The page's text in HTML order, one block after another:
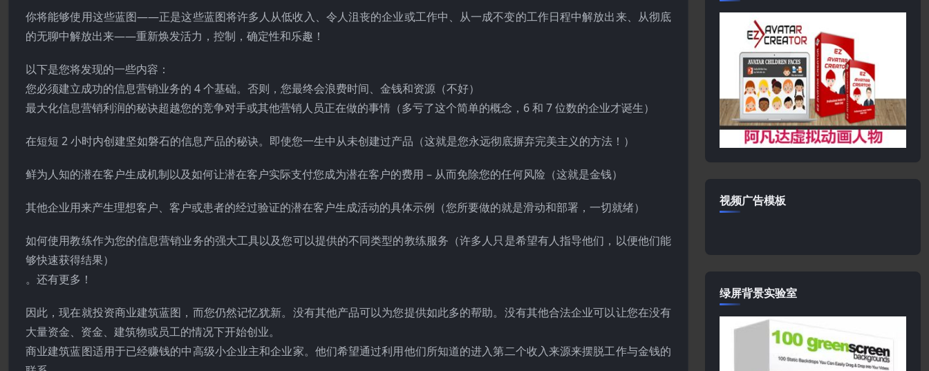
你将能够使用这些蓝图——正是这些蓝图将许多人从低收入、令人沮丧的企业或工作中、从一成不变的工作日程中解放出来、从彻底
的无聊中解放出来——重新焕发活力，控制，确定性和乐趣！
以下是您将发现的一些内容：
您必须建立成功的信息营销业务的 4 个基础。否则，您最终会浪费时间、金钱和资源（不好）
最大化信息营销利润的秘诀超越您的竞争对手或其他营销人员正在做的事情（多亏了这个简单的概念，6 和 7 位数的企业才诞生）
在短短 2 小时内创建坚如磐石的信息产品的秘诀。即使您一生中从未创建过产品（这就是您永远彻底摒弃完美主义的方法！）
鲜为人知的潜在客户生成机制以及如何让潜在客户实际支付您成为潜在客户的费用 – 从而免除您的任何风险（这就是金钱）
其他企业用来产生理想客户、客户或患者的经过验证的潜在客户生成活动的具体示例（您所要做的就是滑动和部署，一切就绪）
如何使用教练作为您的信息营销业务的强大工具以及您可以提供的不同类型的教练服务（许多人只是希望有人指导他们，以便他们能
够快速获得结果）
。还有更多！
因此，现在就投资商业建筑蓝图，而您仍然记忆犹新。没有其他产品可以为您提供如此多的帮助。没有其他合法企业可以让您在没有
大量资金、资金、建筑物或员工的情况下开始创业。
商业建筑蓝图适用于已经赚钱的中高级小企业主和企业家。他们希望通过利用他们所知道的进入第二个收入来源来摆脱工作与金钱的
视频广告模板
绿屏背景实验室